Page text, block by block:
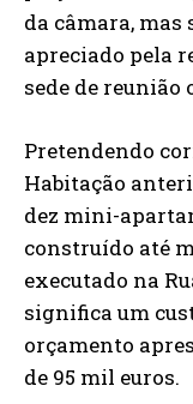
da câmara, mas
apreciado pela
sede de
Pretendendo
Habitação
dez mini-
construído até
executado na
significa um
orçamento
de 95 mil euros.